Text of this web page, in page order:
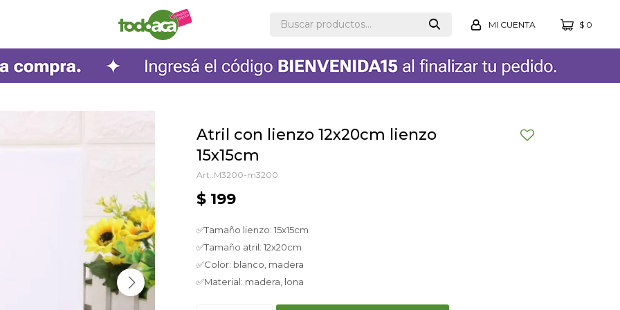
$ 0
Atril con lienzo 12x20cm lienzo
15x15cm
M3200-m3200
$ 199
✅Tamaño lienzo: 15x15cm
✅Tamaño atril: 12x20cm
✅Color: blanco, madera
✅Material: madera, lona